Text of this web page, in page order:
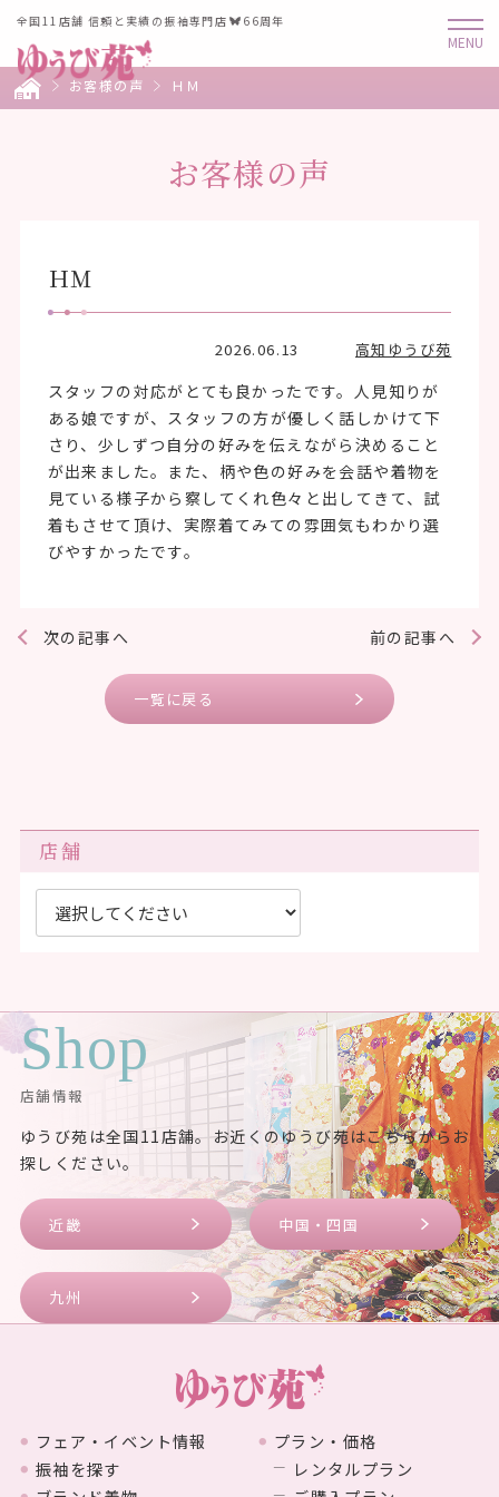
全国11店舗 信頼と実績の振袖専門店 66周年
お客様の声 ＨＭ
お客様の声
ＨＭ
2026.06.13 高知ゆうび苑
スタッフの対応がとても良かったです。人見知りが
ある娘ですが、スタッフの方が優しく話しかけて下
さり、少しずつ自分の好みを伝えながら決めること
が出来ました。また、柄や色の好みを会話や着物を
見ている様子から察してくれ色々と出してきて、試
着もさせて頂け、実際着てみての雰囲気もわかり選
びやすかったです。
前の記事へ
次の記事へ
一覧に戻る
店舗
Shop
店舗情報
ゆうび苑は全国11店舗。お近くのゆうび苑はこちらからお
探しください。
近畿 中国・四国
九州
フェア・イベント情報
振袖を探す
プラン・価格
レンタルプラン